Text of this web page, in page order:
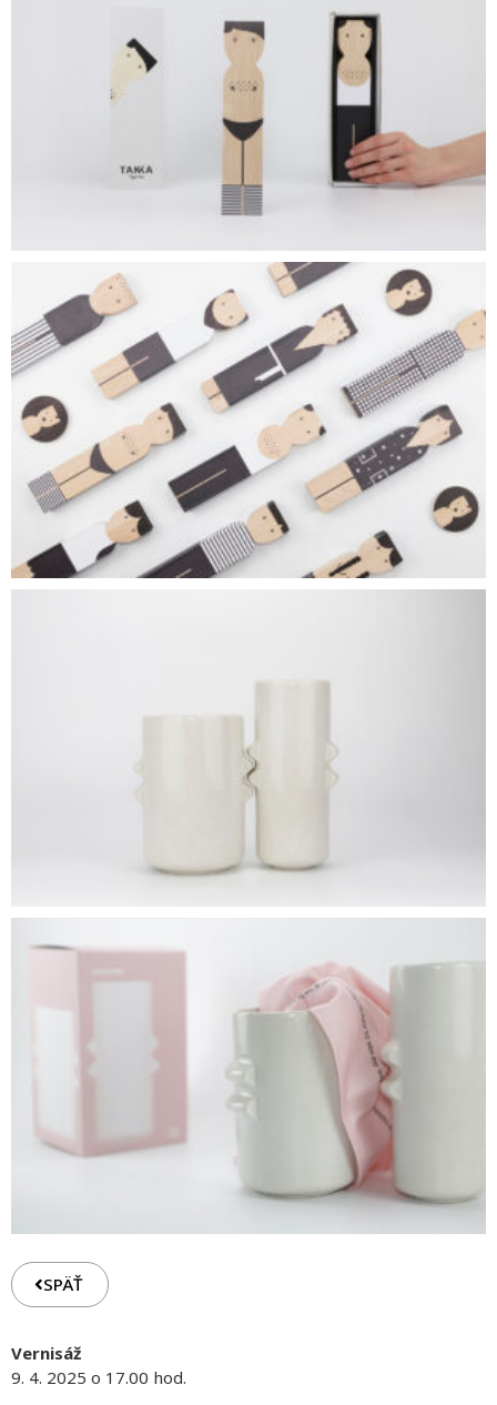
SPÄŤ
Vernisáž
9. 4. 2025 o 17.00 hod.